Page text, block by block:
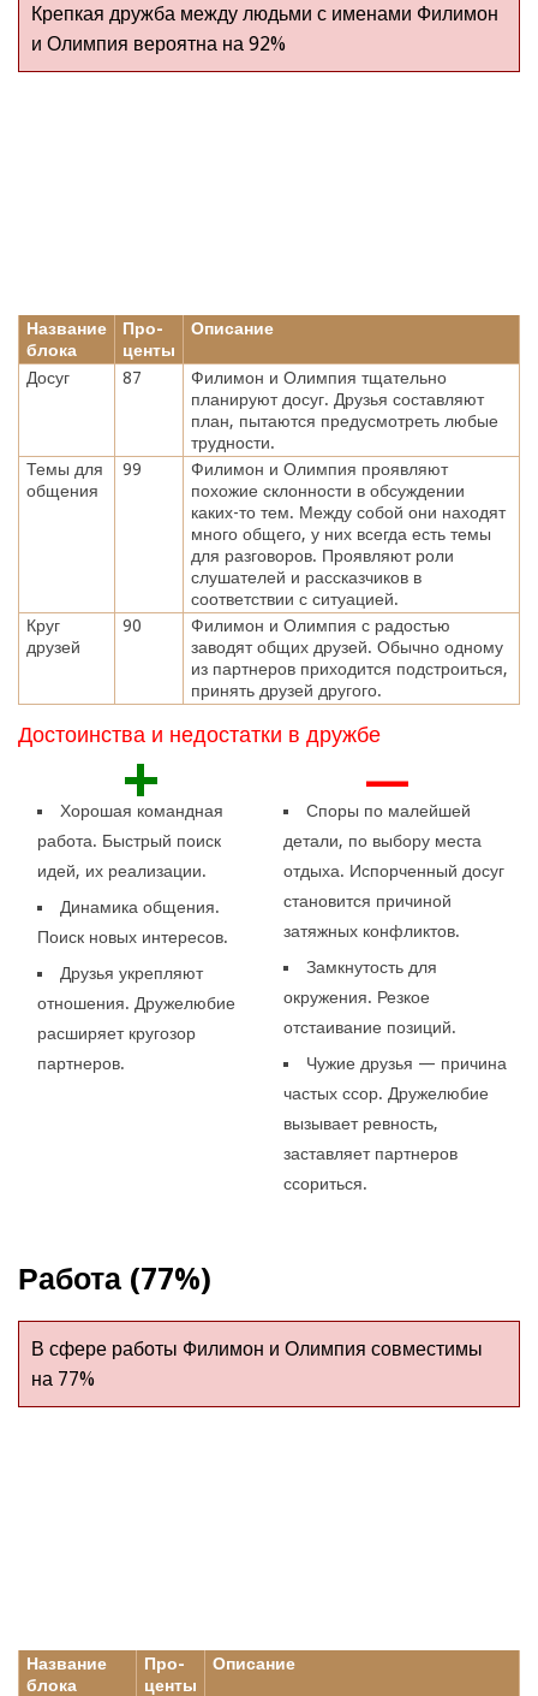
Крепкая дружба между людьми с именами Филимон
и Олимпия вероятна на 92%
Название
блока
Про-
центы
Описание
Досуг 87
Филимон и Олимпия тщательно
планируют досуг. Друзья составляют
план, пытаются предусмотреть любые
трудности.
Темы для
общения
99
Филимон и Олимпия проявляют
похожие склонности в обсуждении
каких-то тем. Между собой они находят
много общего, у них всегда есть темы
для разговоров. Проявляют роли
слушателей и рассказчиков в
соответствии с ситуацией.
Круг
друзей
90
Филимон и Олимпия с радостью
заводят общих друзей. Обычно одному
из партнеров приходится подстроиться,
принять друзей другого.
Достоинства и недостатки в дружбе
+
Хорошая командная
работа. Быстрый поиск
идей, их реализации.
Динамика общения.
Поиск новых интересов.
Друзья укрепляют
отношения. Дружелюбие
расширяет кругозор
партнеров.
—
Споры по малейшей
детали, по выбору места
отдыха. Испорченный досуг
становится причиной
затяжных конфликтов.
Замкнутость для
окружения. Резкое
отстаивание позиций.
Чужие друзья — причина
частых ссор. Дружелюбие
вызывает ревность,
заставляет партнеров
ссориться.
Работа (77%)
В сфере работы Филимон и Олимпия совместимы
на 77%
Название
блока
Про-
центы
Описание